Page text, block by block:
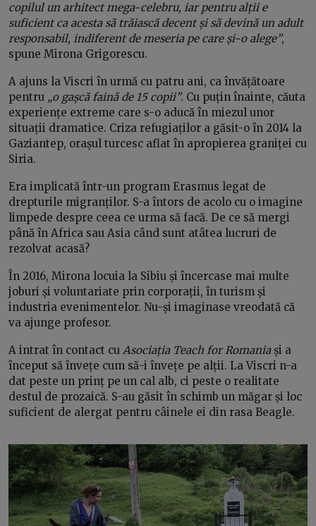
copilul un arhitect mega-celebru, iar pentru alții e
suficient ca acesta să trăiască decent și să devină un adult
responsabil, indiferent de meseria pe care și-o alege”,
spune Mirona Grigorescu.
A ajuns la Viscri în urmă cu patru ani, ca învățătoare
pentru „o gașcă faină de 15 copii”. Cu puțin înainte, căuta
experiențe extreme care s-o aducă în miezul unor
situații dramatice. Criza refugiaților a găsit-o în 2014 la
Gaziantep, orașul turcesc aflat în apropierea graniței cu
Siria.
Era implicată într-un program Erasmus legat de
drepturile migranților. S-a întors de acolo cu o imagine
limpede despre ceea ce urma să facă. De ce să mergi
până în Africa sau Asia când sunt atâtea lucruri de
rezolvat acasă?
În 2016, Mirona locuia la Sibiu și încercase mai multe
joburi și voluntariate prin corporații, în turism și
industria evenimentelor. Nu-și imaginase vreodată că
va ajunge profesor.
A intrat în contact cu Asociația Teach for Romaniași a
început să învețe cum să-i învețe pe alții. La Viscri n-a
dat peste un prinț pe un cal alb, ci peste o realitate
destul de prozaică. S-au găsit în schimb un măgar și loc
suficient de alergat pentru câinele ei din rasa Beagle.